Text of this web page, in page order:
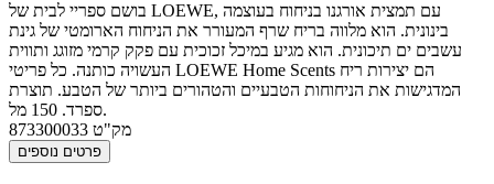
בושם ספריי לבית של LOEWE, עם תמצית אורגנו בניחוח בעוצמה
בינונית. הוא מלווה בריח שרף המעורר את הניחוח הארומטי של גינת
עשבים ים תיכונית. הוא מגיע במיכל זכוכית עם פקק קרמי מזוגג ותווית
העשויה כותנה. כל פריטי LOEWE Home Scents הם יצירות ריח
המדגישות את הניחוחות הטבעיים והטהורים ביותר של הטבע. תוצרת
ספרד. 150 מל.
מק"ט 873300033
פרטים נוספים